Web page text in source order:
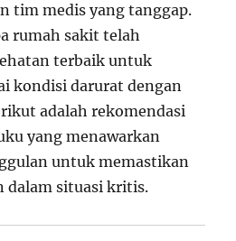
tim medis yang tanggap.
rumah sakit telah
terbaik untuk
kondisi darurat dengan
adalah rekomendasi
yang menawarkan
untuk memastikan
dalam situasi kritis.